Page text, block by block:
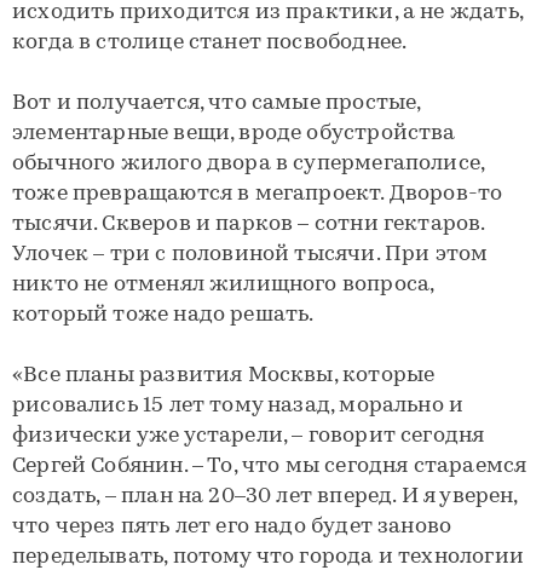
исходить приходится из практики, а не ждать,
когда в столице станет посвободнее.
Вот и получается, что самые простые,
элементарные вещи, вроде обустройства
обычного жилого двора в супермегаполисе,
тоже превращаются в мегапроект. Дворов-то
тысячи. Скверов и парков – сотни гектаров.
Улочек – три с половиной тысячи. При этом
никто не отменял жилищного вопроса,
который тоже надо решать.
«Все планы развития Москвы, которые
рисовались 15 лет тому назад, морально и
физически уже устарели, – говорит сегодня
Сергей Собянин. – То, что мы сегодня стараемся
создать, – план на 20–30 лет вперед. И я уверен,
что через пять лет его надо будет заново
переделывать, потому что города и технологии